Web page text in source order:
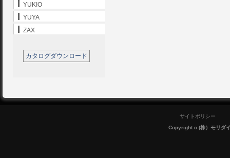
YUKIO
YUYA
ZAX
カタログダウンロード
サイトポリシー
Copyright c (株）モリダ